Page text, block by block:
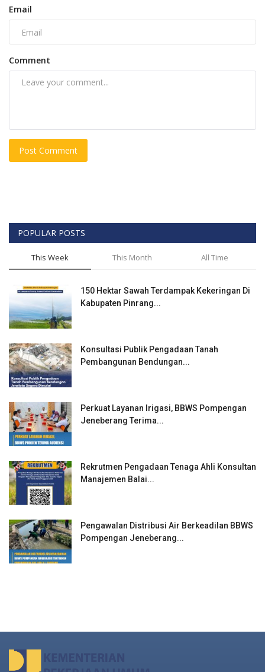
Email
Comment
Post Comment
POPULAR POSTS
This Week This Month All Time
150 Hektar Sawah Terdampak Kekeringan Di
Kabupaten Pinrang...
Konsultasi Publik Pengadaan Tanah
Pembangunan Bendungan...
Perkuat Layanan Irigasi, BBWS Pompengan
Jeneberang Terima...
Rekrutmen Pengadaan Tenaga Ahli Konsultan
Manajemen Balai...
Pengawalan Distribusi Air Berkeadilan BBWS
Pompengan Jeneberang...